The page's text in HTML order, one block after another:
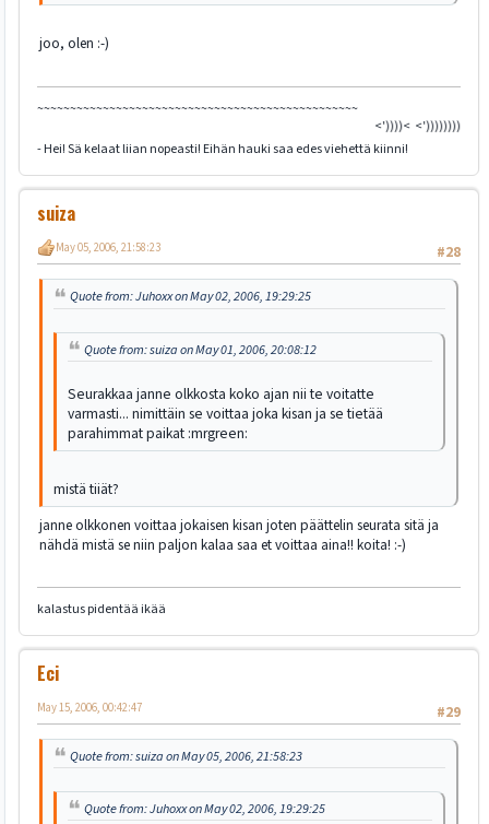
joo, olen :-)
~~~~~~~~~~~~~~~~~~~~~~~~~~~~~~~~~~~~~~~~~~~~~~~~~
<'))))< <'))))))))))))))><
- Hei! Sä kelaat liian nopeasti! Eihän hauki saa edes viehettä kiinni!
suiza
#28
May 05, 2006, 21:58:23
Quote from: Juhoxx on May 02, 2006, 19:29:25
Quote from: suiza on May 01, 2006, 20:08:12
Seurakkaa janne olkkosta koko ajan nii te voitatte
varmasti... nimittäin se voittaa joka kisan ja se tietää
parahimmat paikat :mrgreen:
mistä tiiät?
janne olkkonen voittaa jokaisen kisan joten päättelin seurata sitä ja
nähdä mistä se niin paljon kalaa saa et voittaa aina!! koita! :-)
kalastus pidentää ikää
Eci
#29
May 15, 2006, 00:42:47
Quote from: suiza on May 05, 2006, 21:58:23
Quote from: Juhoxx on May 02, 2006, 19:29:25